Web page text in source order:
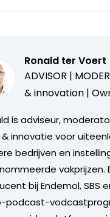
Ronald ter Voert
ADVISOR |
& innovation |
is adviseur,
innovatie voor
bedrijven en
vakprijzen.
bij Endemol, SBS
podcast-